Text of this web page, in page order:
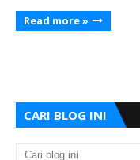
Read more »
CARI BLOG INI